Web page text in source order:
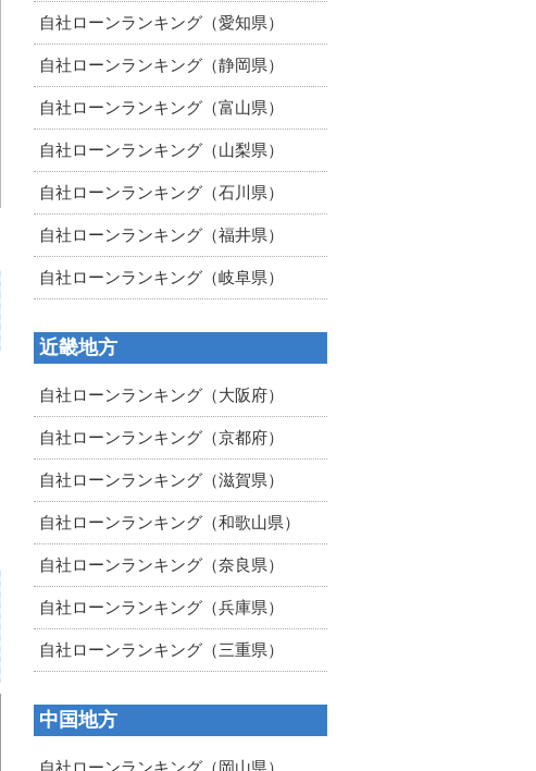
自社ローンランキング（愛知県）
自社ローンランキング（静岡県）
自社ローンランキング（富山県）
自社ローンランキング（山梨県）
自社ローンランキング（石川県）
自社ローンランキング（福井県）
自社ローンランキング（岐阜県）
近畿地方
自社ローンランキング（大阪府）
自社ローンランキング（京都府）
自社ローンランキング（滋賀県）
自社ローンランキング（和歌山県）
自社ローンランキング（奈良県）
自社ローンランキング（兵庫県）
自社ローンランキング（三重県）
中国地方
自社ローンランキング（岡山県）